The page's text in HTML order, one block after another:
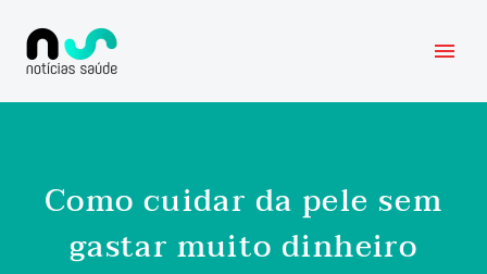
Como cuidar da pele sem
gastar muito dinheiro